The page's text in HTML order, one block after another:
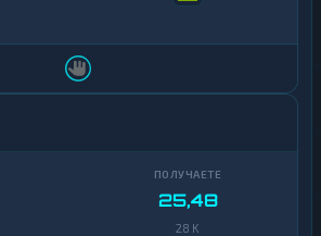
25,48
28 K